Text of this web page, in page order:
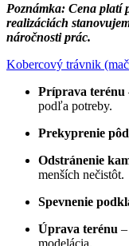
Poznámka: Cena platí
realizáciách
náročnosti prác.
Kobercový trávnik
Príprava terénu
podľa potreby.
Prekyprenie
Odstránenie
menších nečistôt.
Spevnenie
Úprava terénu
modelácia.